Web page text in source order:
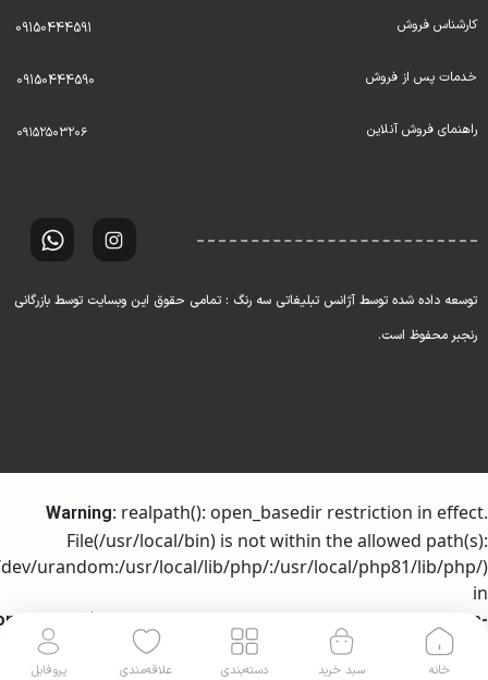
خانه سبد خرید دسته‌بندی علاقه‌مندی پروفایل
کارشناس فروش 09150444591
خدمات پس از فروش 09150444590
راهنمای فروش آنلاین ۰۹۱۵۲۵۰۳۲۰۶
توسعه داده شده توسط آژانس تبلیغاتی سه رنگ : تمامی حقوق این وبسایت توسط بازرگانی
رنجبر محفوظ است.
Warning: realpath(): open_basedir restriction in effect.
File(/usr/local/bin) is not within the allowed path(s):
urandom:/usr/local/lib/php/:/usr/local/php81/lib/php/)
in
h317256/domains/ranjbartrading.com/public_html/wp-
includes/l10n/class-wp-translation-controller.phpon line